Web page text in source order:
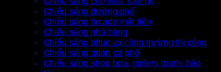
Chiếu sáng đường phố
Chiếu sáng facade mặt tiền
Chiếu sáng nhà hàng
Chiếu sáng phục vụ công trường thi công
Chiếu sáng quán cà phê
Chiếu sáng shop hoa, gallery tranh, bảo